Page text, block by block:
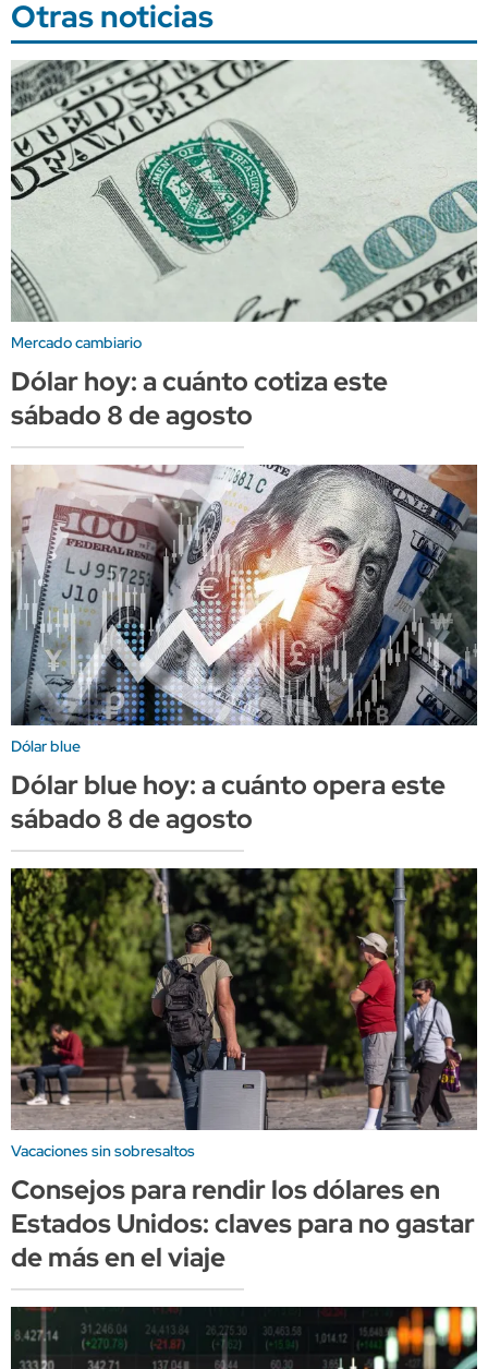
Otras noticias
Mercado cambiario
Dólar hoy: a cuánto cotiza este
sábado 8 de agosto
Dólar blue
Dólar blue hoy: a cuánto opera este
sábado 8 de agosto
Vacaciones sin sobresaltos
Consejos para rendir los dólares en
Estados Unidos: claves para no gastar
de más en el viaje